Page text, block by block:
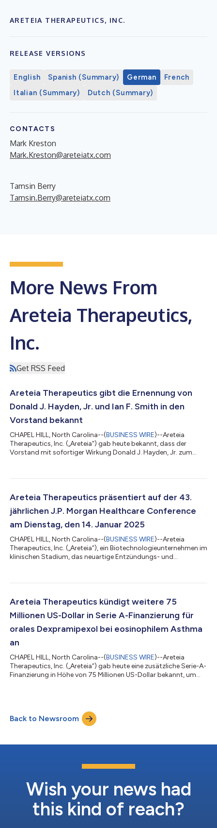
ARETEIA THERAPEUTICS, INC.
RELEASE VERSIONS
English Spanish (Summary) German
French
Italian (Summary)
Dutch (Summary)
CONTACTS
Mark Kreston
Mark.Kreston@areteiatx.com
Tamsin Berry
Tamsin.Berry@areteiatx.com
More News From
Areteia Therapeutics,
Inc.
Get RSS Feed
Areteia Therapeutics gibt die Ernennung von
Donald J. Hayden, Jr. und Ian F. Smith in den
Vorstand bekannt
CHAPEL HILL, North Carolina--(BUSINESS WIRE)--Areteia
Therapeutics, Inc. („Areteia“) gab heute bekannt, dass der
Vorstand mit sofortiger Wirkung Donald J. Hayden, Jr. zum
von Ian Read an, der seinen Rücktritt als Vorstandsvorsitzender
und seine Führungsqualitäten als Gründungsvorsitzender
unseres Vorstands danken“,...
Areteia Therapeutics präsentiert auf der 43.
jährlichen J.P. Morgan Healthcare Conference
am Dienstag, den 14. Januar 2025
CHAPEL HILL, North Carolina--(BUSINESS WIRE)--Areteia
Therapeutics, Inc. („Areteia“), ein Biotechnologieunternehmen im
klinischen Stadium, das neuartige Entzündungs- und
bekannt, dass das Unternehmen auf der 43. jährlichen J.P.
2025, um 13:30 Uhr PT in San Francisco, Kalifornien,
präsentieren wird. Eine Kopie der Präsentation wird im...
Areteia Therapeutics kündigt weitere 75
Millionen US-Dollar in Serie A-Finanzierung für
orales Dexpramipexol bei eosinophilem Asthma
an
CHAPEL HILL, North Carolina--(BUSINESS WIRE)--Areteia
Therapeutics, Inc. („Areteia“) gab heute eine zusätzliche Serie-A-
Finanzierung in Höhe von 75 Millionen US-Dollar bekannt, um
US-Dollar erhöht. Viking Global Investors und Marshall Wace
treten dem ursprünglichen Investorenkonsortium bei, das von
Back to Newsroom
Wish your news had
this kind of reach?